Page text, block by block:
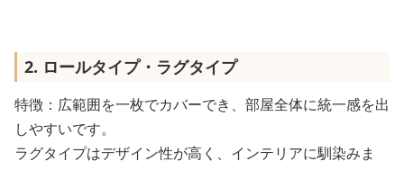
2. ロールタイプ・ラグタイプ
特徴：広範囲を一枚でカバーでき、部屋全体に統一感を出
しやすいです。
ラグタイプはデザイン性が高く、インテリアに馴染みま